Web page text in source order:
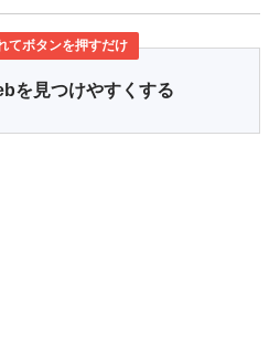
てボタンを押すだけ
を見つけやすくする